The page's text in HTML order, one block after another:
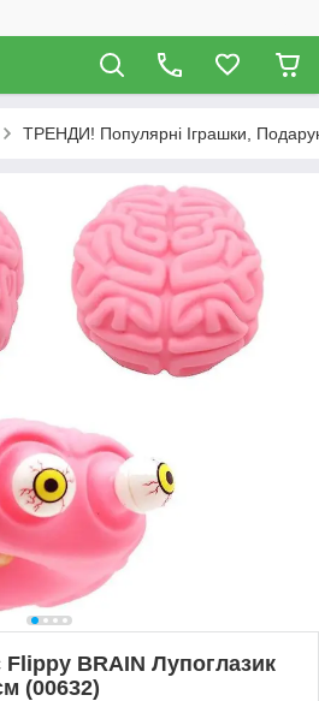
ТРЕНДИ! Популярні Іграшки,
Flippy BRAIN Лупоглазик
(00632)